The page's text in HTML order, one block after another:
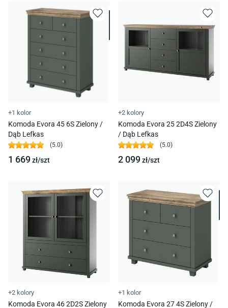
+1 kolor
Komoda Evora 45 6S Zielony /
Dąb Lefkas
(5.0)
1 669zł/szt
+2 kolory
Komoda Evora 25 2D4S Zielony
/ Dąb Lefkas
(5.0)
2 099zł/szt
+2 kolory
Komoda Evora 46 2D2S Zielony
+1 kolor
Komoda Evora 27 4S Zielony /